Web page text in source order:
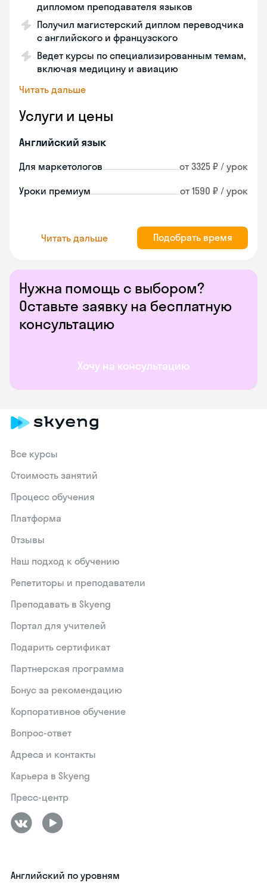
Нужна помощь с выбором?
Оставьте заявку на бесплатную
консультацию
Хочу на консультацию
дипломом преподавателя языков
Получил магистерский диплом переводчика
с английского и французского
Ведет курсы по специализированным темам,
включая медицину и авиацию
Читать дальше
Услуги и цены
Английский язык
Для маркетологов от 3325 ₽ / урок
Уроки премиум от 1590 ₽ / урок
Читать дальше Подобрать время
Все курсы
Стоимость занятий
Процесс обучения
Платформа
Отзывы
Наш подход к обучению
Репетиторы и преподаватели
Преподавать в Skyeng
Портал для учителей
Подарить сертификат
Партнерская программа
Бонус за рекомендацию
Корпоративное обучение
Вопрос-ответ
Адреса и контакты
Карьера в Skyeng
Пресс-центр
Английский по уровням